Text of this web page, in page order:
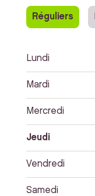
Réguliers
Lundi
Mardi
Mercredi
Jeudi
Vendredi
Samedi